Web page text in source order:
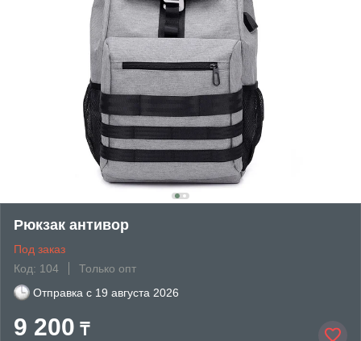
Рюкзак антивор
Под заказ
Код: 104
Только опт
Отправка с 19 августа 2026
9 200 ₸